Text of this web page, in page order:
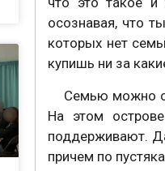
осознавая, что
которых нет
купишь ни за
Семью можно
На этом
поддерживают.
причем по